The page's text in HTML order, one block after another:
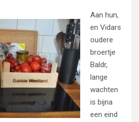
Aan hun,
en Vidars
oudere
broertje
Baldr,
lange
wachten
is bijna
een eind